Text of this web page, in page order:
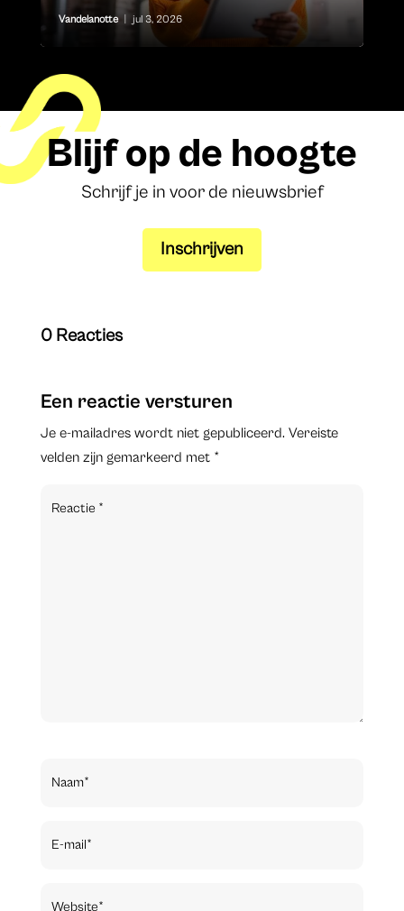
Vandelanotte jul 3, 2026
Blijf op de hoogte
Schrijf je in voor de nieuwsbrief
Inschrijven
0 Reacties
Een reactie versturen
Je e-mailadres wordt niet gepubliceerd. Vereiste
velden zijn gemarkeerd met *